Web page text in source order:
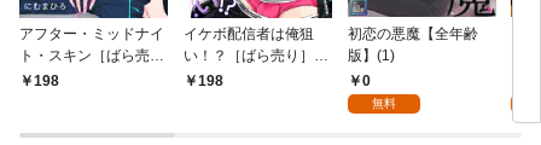
アフター・ミッドナイ
ト・スキン［ばら売
り］ 第1話
198
イケボ配信者は俺狙
い！？［ばら売り］
第1話
198
初恋の悪魔【全年齢
版】(1)
0
無料